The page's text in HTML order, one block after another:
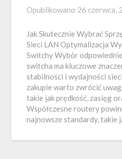
Opublikowano 26 czerwca,
Jak Skutecznie Wybrać
Sieci LAN Optymalizacja
Switchy Wybór
switcha ma kluczowe
stabilności i wydajności
zakupie warto zwrócić
takie jak prędkość, zasięg
Współczesne routery
najnowsze standardy, takie